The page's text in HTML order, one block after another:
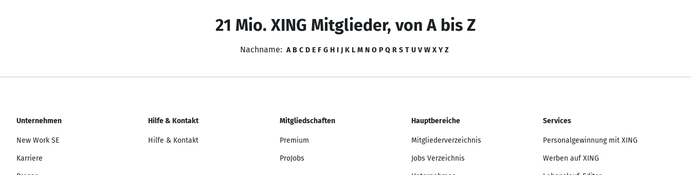
21 Mio. XING Mitglieder, von A bis Z
Nachname: A B C D E F G H I J K L M N O P Q R S T U V W X Y Z
Unternehmen
New Work SE
Karriere
Hilfe & Kontakt
Hilfe & Kontakt
Mitgliedschaften
Premium
ProJobs
Hauptbereiche
Mitgliederverzeichnis
Jobs Verzeichnis
Services
Personalgewinnung mit XING
Werben auf XING